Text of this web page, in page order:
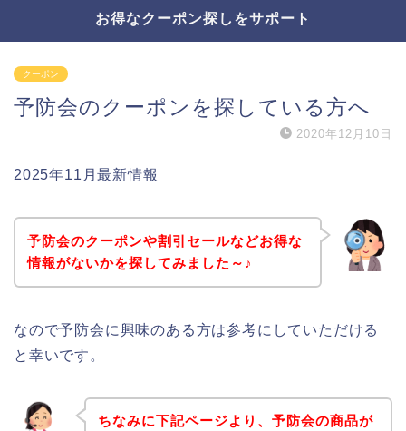
お得なクーポン探しをサポート
クーポン
予防会のクーポンを探している方へ
2020年12月10日
2025年11月最新情報
予防会のクーポンや割引セールなどお得な
情報がないかを探してみました～♪
なので予防会に興味のある方は参考にしていただける
と幸いです。
ちなみに下記ページより、予防会の商品が